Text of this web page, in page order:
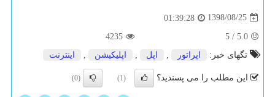
1398/08/25
01:39:28
5.0
/
5
4235
تگهای خبر:
اپراتور , اپل , اپلیكیشن , اینترنت
این مطلب را می پسندید؟ (1)
(0)